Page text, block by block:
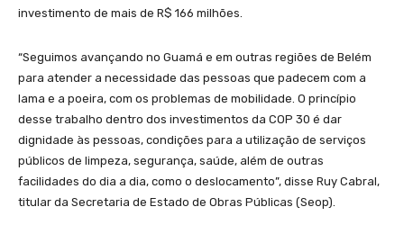
investimento de mais de R$ 166 milhões.
“Seguimos avançando no Guamá e em outras regiões de Belém
para atender a necessidade das pessoas que padecem com a
lama e a poeira, com os problemas de mobilidade. O princípio
desse trabalho dentro dos investimentos da COP 30 é dar
dignidade às pessoas, condições para a utilização de serviços
públicos de limpeza, segurança, saúde, além de outras
facilidades do dia a dia, como o deslocamento”, disse Ruy Cabral,
titular da Secretaria de Estado de Obras Públicas (Seop).